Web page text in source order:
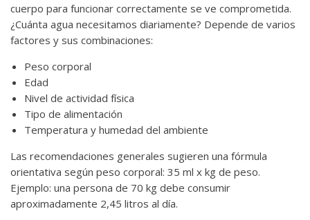
cuerpo para funcionar correctamente se ve comprometida.
¿Cuánta agua necesitamos diariamente? Depende de varios
factores y sus combinaciones:
Peso corporal
Edad
Nivel de actividad física
Tipo de alimentación
Temperatura y humedad del ambiente
Las recomendaciones generales sugieren una fórmula
orientativa según peso corporal: 35 ml x kg de peso.
Ejemplo: una persona de 70 kg debe consumir
aproximadamente 2,45 litros al día.